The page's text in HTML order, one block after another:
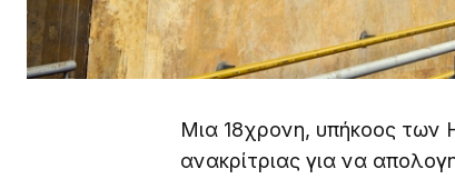
Μια 18χρονη, υπήκοος των
ανακρίτριας για να